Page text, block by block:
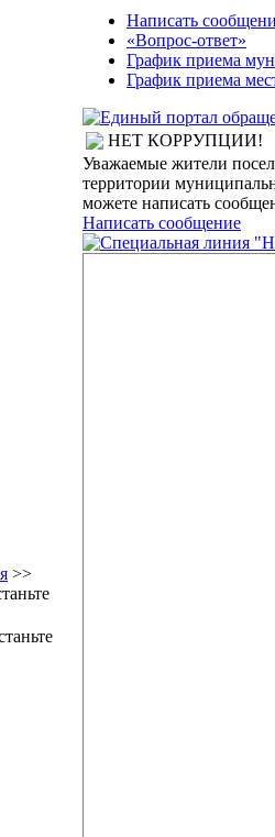
>>
Написать
«Вопрос-ответ»
График приема
График приема
НЕТ КОРРУПЦИИ!
Уважаемые жители
территории
можете написать
Написать сообщение